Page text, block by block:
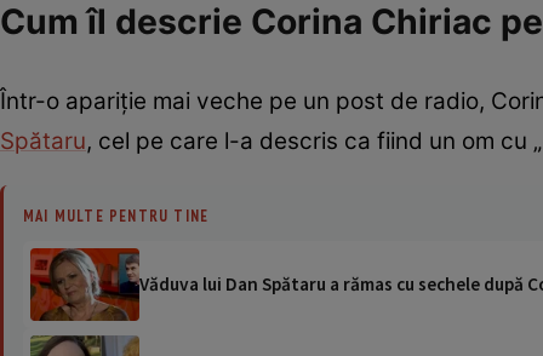
Cum îl descrie Corina Chiriac
Într-o apariție mai veche pe un post de radio,
Spătaru, cel pe care l-a descris ca fiind un om cu
MAI MULTE PENTRU TINE
Văduva lui Dan Spătaru a rămas cu sechele după